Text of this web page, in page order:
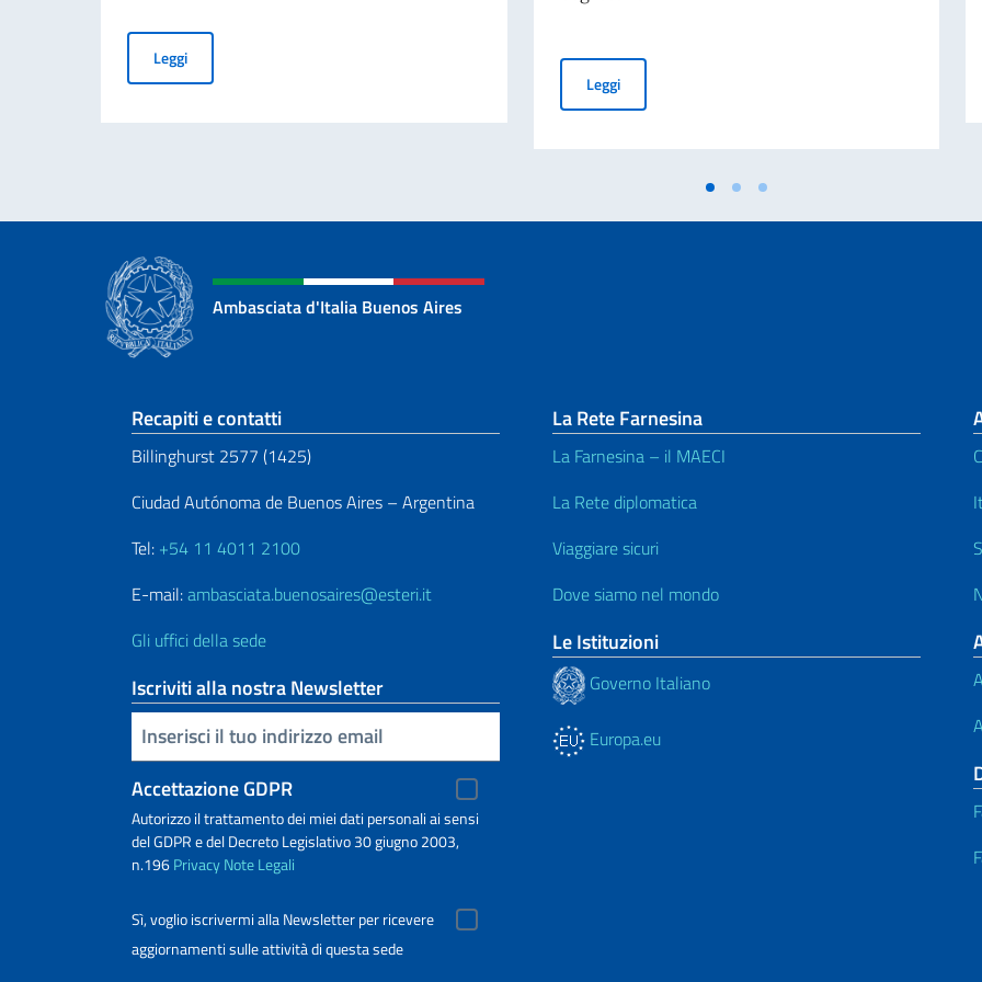
LeggiGiornata Nazionale del Sacrificio del Lavoro Italiano nel Mondo – 70° anniversario della tragedia di Marcinelle
LeggiIncontro dell’Ambasciatore Nicoletti con la dott.ssa
Ambasciata d'Italia Buenos Aires
Sezione footer
Recapiti e contatti
Billinghurst 2577 (1425)
Ciudad Autónoma de Buenos Aires – Argentina
Tel: +54 11 4011 2100
E-mail:ambasciata.buenosaires@esteri.it
Gli uffici della sede
Iscriviti alla nostra Newsletter
Inserisci la tua email
Accettazione GDPR
Autorizzo il trattamento dei miei dati personali ai sensi
del GDPR e del Decreto Legislativo 30 giugno 2003,
n.196PrivacyNote Legali
Sì, voglio iscrivermi alla Newsletter per ricevere
aggiornamenti sulle attività di questa sede
La Rete Farnesina
La Farnesina – il MAECI
La Rete diplomatica
Viaggiare sicuri
Dove siamo nel mondo
Le Istituzioni
Governo Italiano
Europa.eu